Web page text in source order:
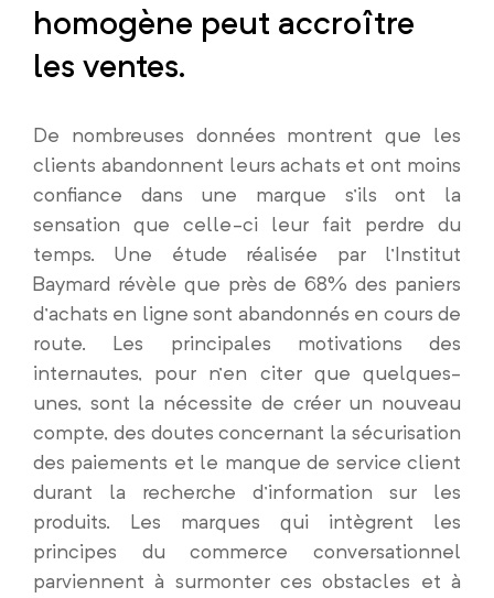
homogène peut accroître
les ventes.
De nombreuses données montrent que les
clients abandonnent leurs achats et ont moins
confiance dans une marque s’ils ont la
sensation que celle-ci leur fait perdre du
temps. Une étude réalisée par l’Institut
Baymard révèle que près de 68% des paniers
d’achats en ligne sont abandonnés en cours de
route. Les principales motivations des
internautes, pour n’en citer que quelques-
unes, sont la nécessite de créer un nouveau
compte, des doutes concernant la sécurisation
des paiements et le manque de service client
durant la recherche d’information sur les
produits. Les marques qui intègrent les
principes du commerce conversationnel
parviennent à surmonter ces obstacles et à